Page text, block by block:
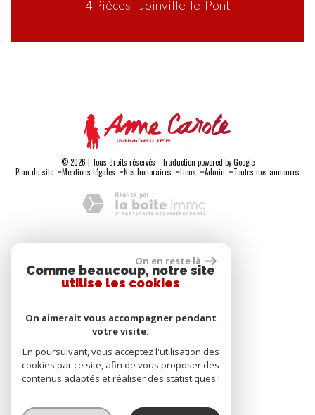
4 Pièces - Joinville-le-Pont
© 2026 | Tous droits réservés - Traduction powered by Google
Plan du site -Mentions légales -Nos honoraires -Liens-Admin -Toutes nos annonces
Adhérents
Se connecter
On en reste là
Comme beaucoup, notre site
utilise les cookies
On aimerait vous accompagner pendant
votre visite.
En poursuivant, vous acceptez l'utilisation des
cookies par ce site, afin de vous proposer des
contenus adaptés et réaliser des statistiques !